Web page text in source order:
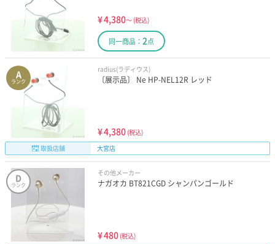
¥4,380～ (税込)
同一商品： 2点
A
ランク
radius(ラディウス)
〔展示品〕 Ne HP-NEL12R レッド
¥4,380 (税込)
取扱店舗
大宮店
D
ランク
その他メーカー
ナガオカ BT821CGD シャンパンゴールド
¥480 (税込)